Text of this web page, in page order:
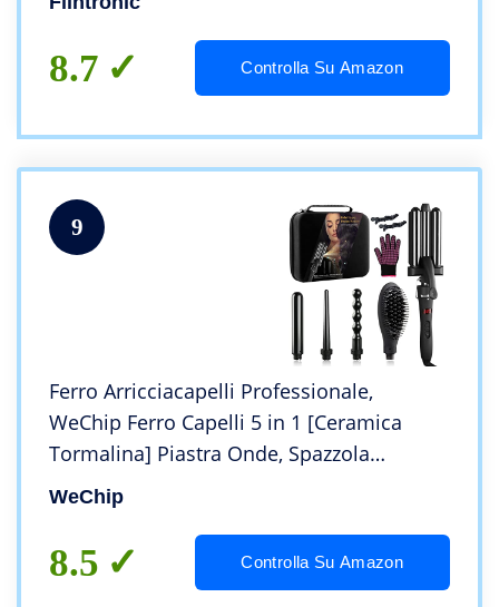
8.7 Controlla Su Amazon
9
Ferro Arricciacapelli Professionale,
WeChip Ferro Capelli 5 in 1 [Ceramica
Tormalina] Piastra Onde, Spazzola
Lisciante, [con Scatola Portaoggetti]
Schermo LCD Ferro Capelli per tutte le
acconciature
WeChip
8.5 Controlla Su Amazon